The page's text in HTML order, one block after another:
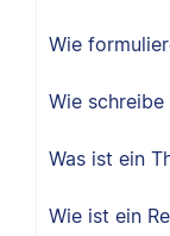
Wie
Wie
Was ist ein
Wie ist ein